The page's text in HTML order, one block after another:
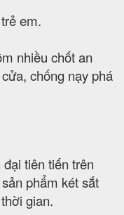
em.
nhiều chốt an
chống nạy phá
tiên tiến trên
phẩm két sắt
gian.